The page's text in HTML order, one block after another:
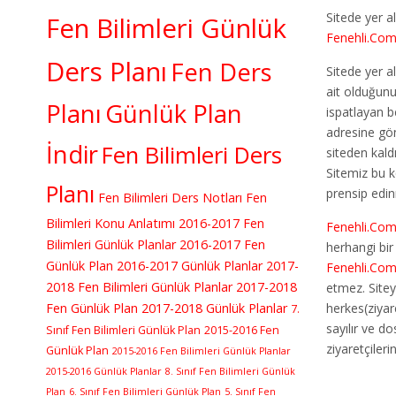
Fen Bilimleri Günlük
Ders Planı Fen Ders
Planı Günlük Plan
İndirFen Bilimleri Ders
Planı Fen Bilimleri Ders Notları Fen
Bilimleri Konu Anlatımı 2016-2017 Fen
Bilimleri Günlük Planlar 2016-2017 Fen
Günlük Plan 2016-2017 Günlük Planlar 2017-
2018 Fen Bilimleri Günlük Planlar 2017-2018
Fen Günlük Plan 2017-2018 Günlük Planlar 7.
Sınıf Fen Bilimleri Günlük Plan 2015-2016 Fen
Günlük Plan 2015-2016 Fen Bilimleri Günlük Planlar
2015-2016 Günlük Planlar 8. Sınıf Fen Bilimleri Günlük
Plan 6. Sınıf Fen Bilimleri Günlük Plan 5. Sınıf Fen
Sitede yer
Fenehli.Com
Sitede yer
ait
ispatlayan
adresine
siteden
Sitemiz bu
prensip
Fenehli.Com
herhangi
Fenehli.Com
etmez.
sayılır ve